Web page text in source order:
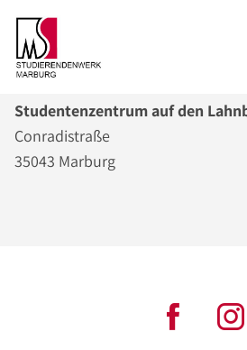
Studentenzentrum auf den
Conradistraße
35043 Marburg